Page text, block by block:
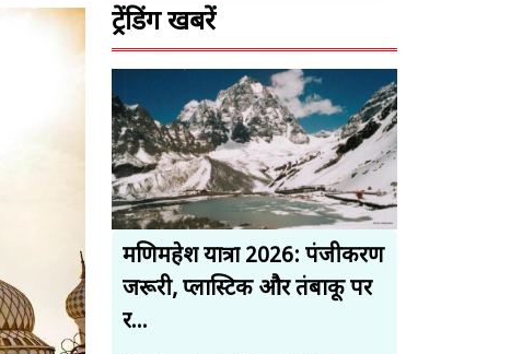
ट्रेंडिंग खबरें
मणिमहेश यात्रा 2026: पंजीकरण
जरूरी, प्लास्टिक और तंबाकू पर
र...